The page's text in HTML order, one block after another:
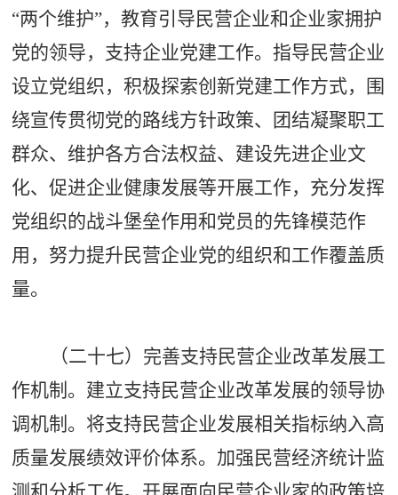
“两个维护”，教育引导民营企业和企业家拥护
党的领导，支持企业党建工作。指导民营企业
设立党组织，积极探索创新党建工作方式，围
绕宣传贯彻党的路线方针政策、团结凝聚职工
群众、维护各方合法权益、建设先进企业文
化、促进企业健康发展等开展工作，充分发挥
党组织的战斗堡垒作用和党员的先锋模范作
用，努力提升民营企业党的组织和工作覆盖质
量。
（二十七）完善支持民营企业改革发展工
作机制。建立支持民营企业改革发展的领导协
调机制。将支持民营企业发展相关指标纳入高
质量发展绩效评价体系。加强民营经济统计监